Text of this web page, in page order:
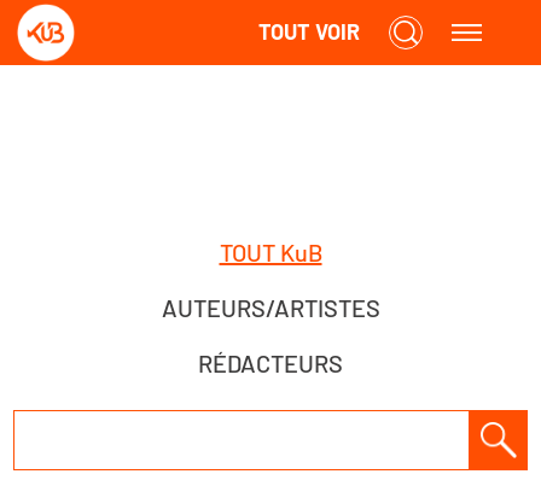
TOUT VOIR
TOUT KuB
AUTEURS/ARTISTES
RÉDACTEURS